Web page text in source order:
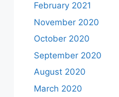
February 2021
November 2020
October 2020
September 2020
August 2020
March 2020